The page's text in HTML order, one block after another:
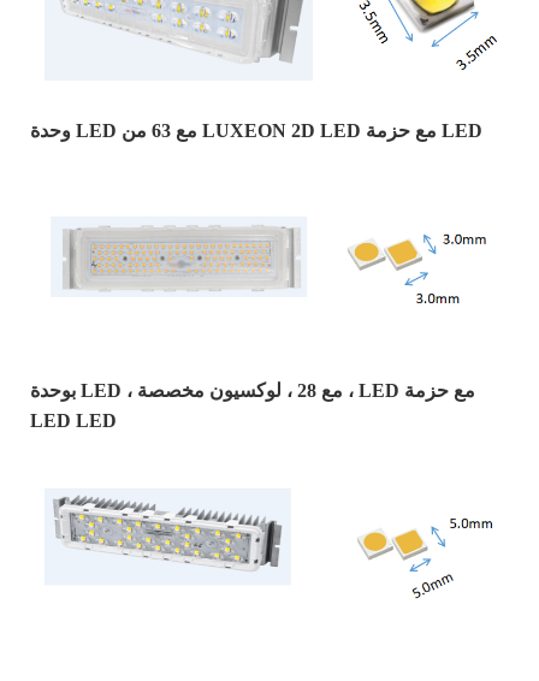
وحدة LED مع 63 من LUXEON 2D LED مع حزمة LED
بوحدة LED ، مع 28 ، لوكسيون مخصصة ، LED مع حزمة
LED LED